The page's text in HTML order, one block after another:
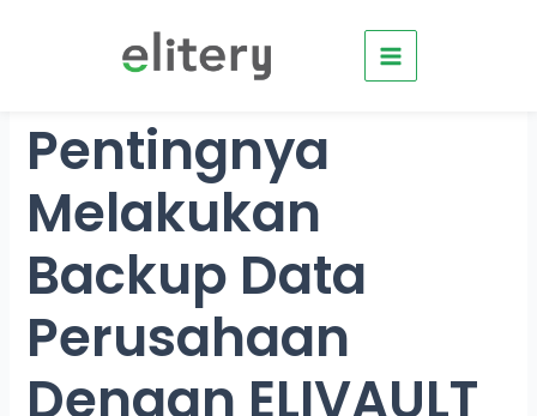
Pentingnya
Melakukan
Backup Data
Perusahaan
Dengan ELIVAULT